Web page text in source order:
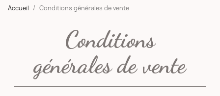
Accueil Conditions générales de vente
Conditions
générales de vente